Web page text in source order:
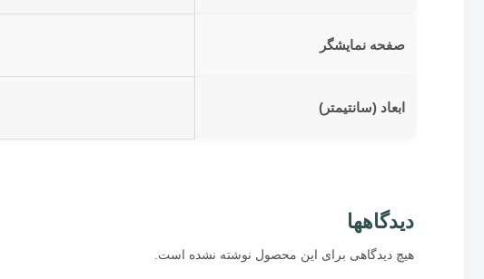
صفحه نمایشگر
ابعاد (سانتیمتر)
دیدگاهها
هیچ دیدگاهی برای این محصول نوشته نشده است.